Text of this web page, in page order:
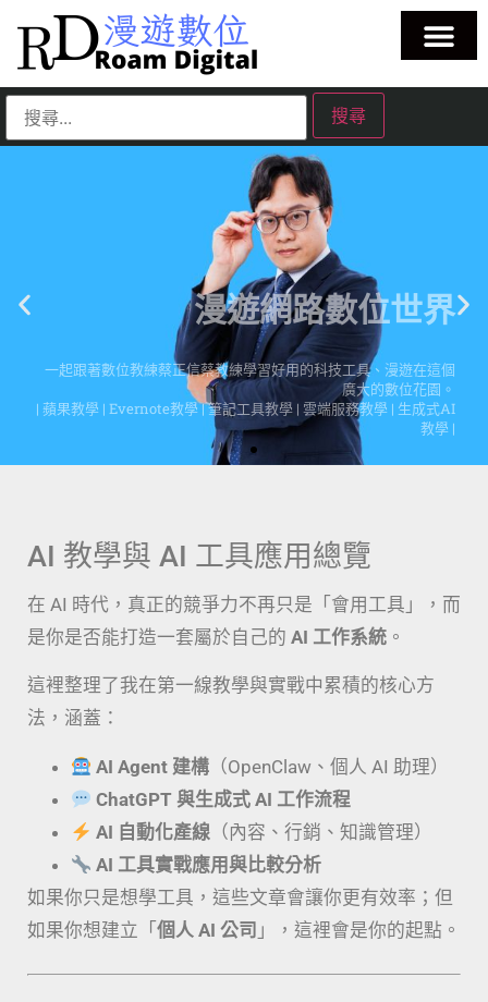
漫遊網路數位世界
一起跟著數位教練蔡正信蔡教練學習好用的科技工具、漫遊在這個
廣大的數位花園。
| 蘋果教學 | Evernote教學 | 筆記工具教學 | 雲端服務教學 | 生成式AI
教學 |
點擊這裡
AI 教學與 AI 工具應用總覽
在 AI 時代，真正的競爭力不再只是「會用工具」，而
是你是否能打造一套屬於自己的 AI 工作系統 。
這裡整理了我在第一線教學與實戰中累積的核心方
法，涵蓋：
AI Agent 建構 （OpenClaw、個人 AI 助理）
ChatGPT 與生成式 AI 工作流程
AI 自動化產線 （內容、行銷、知識管理）
AI 工具實戰應用與比較分析
如果你只是想學工具，這些文章會讓你更有效率；但
如果你想建立「 個人 AI 公司 」，這裡會是你的起點。